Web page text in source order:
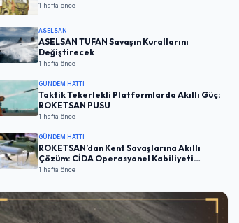
1 hafta önce
ASELSAN
ASELSAN TUFAN Savaşın Kurallarını
Değiştirecek
1 hafta önce
GÜNDEM HATTI
Taktik Tekerlekli Platformlarda Akıllı Güç:
ROKETSAN PUSU
1 hafta önce
GÜNDEM HATTI
ROKETSAN’dan Kent Savaşlarına Akıllı
Çözüm: CİDA Operasyonel Kabiliyeti
Artırıyor
1 hafta önce